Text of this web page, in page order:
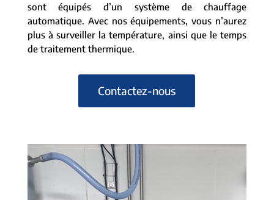
sont équipés d’un système de chauffage
automatique. Avec nos équipements, vous n’aurez
plus à surveiller la température, ainsi que le temps
de traitement thermique.
Contactez-nous